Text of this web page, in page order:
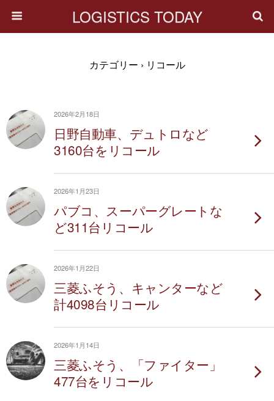
LOGISTICS TODAY
カテゴリー › リコール
2026年2月18日
日野自動車、デュトロなど
3160台をリコール
2026年1月23日
パブコ、スーパーグレートな
ど311台リコール
2026年1月22日
三菱ふそう、キャンターなど
計4098台リコール
2026年1月14日
三菱ふそう、「ファイター」
477台をリコール